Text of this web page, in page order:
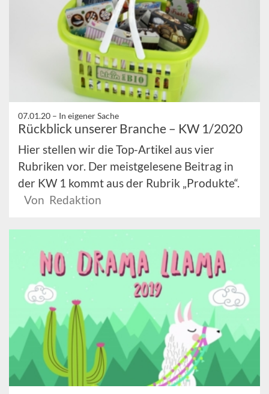
07.01.20 – In eigener Sache
Rückblick unserer Branche – KW 1/2020
Hier stellen wir die Top-Artikel aus vier
Rubriken vor. Der meistgelesene Beitrag in
der KW 1 kommt aus der Rubrik „Produkte“.
Von Redaktion